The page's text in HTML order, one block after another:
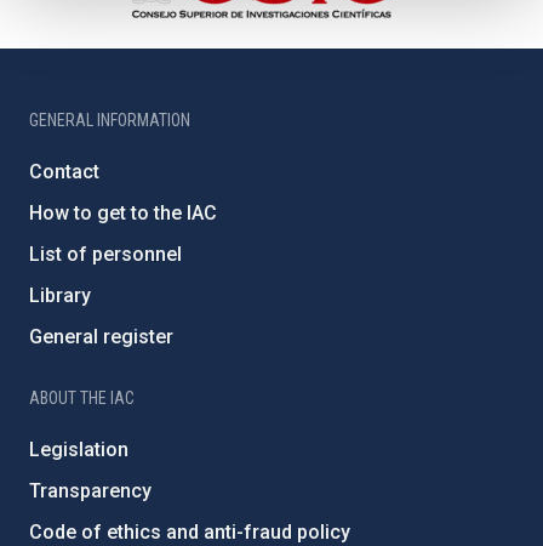
GENERAL INFORMATION
Contact
How to get to the IAC
List of personnel
Library
General register
ABOUT THE IAC
Legislation
Transparency
Code of ethics and anti-fraud policy